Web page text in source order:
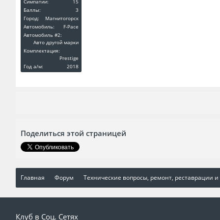
Симпатии:
15
Баллы:
3
Город:
Магнитогорск
Автомобиль:
F-Pace
Автомобиль #2:
Авто другой марки
Комплектация:
Prestige
Год a/м:
2018
Поделиться этой страницей
Главная Форум Технические вопросы, ремонт, реставрации
Клуб в Соц. Сетях